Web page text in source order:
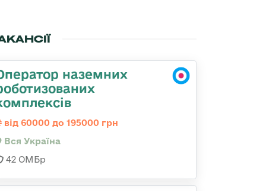
наземних
від 60000 до 195000 грн
Вся Україна
42 ОМБр